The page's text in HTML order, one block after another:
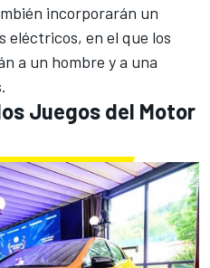
incorporarán un
eléctricos, en el que los
a un hombre y a una
Juegos del Motor